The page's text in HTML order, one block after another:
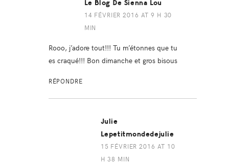
Le Blog De Sienna Lou
14 FÉVRIER 2016 AT 9 H 30
MIN
Rooo, j’adore tout!!! Tu m’étonnes que tu
es craqué!!! Bon dimanche et gros bisous
RÉPONDRE
Julie
Lepetitmondedejulie
15 FÉVRIER 2016 AT 10
H 38 MIN